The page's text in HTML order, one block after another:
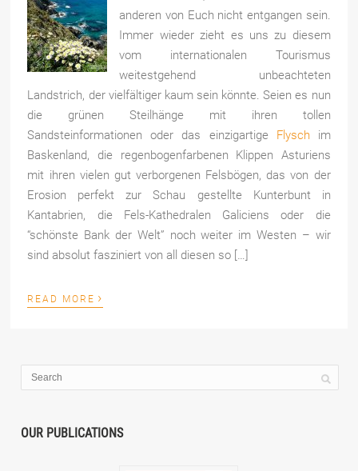
anderen von Euch nicht entgangen sein.
Immer wieder zieht es uns zu diesem
vom internationalen Tourismus
weitestgehend unbeachteten
Landstrich, der vielfältiger kaum sein könnte. Seien es nun
die grünen Steilhänge mit ihren tollen
Sandsteinformationen oder das einzigartige Flyschim
Baskenland, die regenbogenfarbenen Klippen Asturiens
mit ihren vielen gut verborgenen Felsbögen, das von der
Erosion perfekt zur Schau gestellte Kunterbunt in
Kantabrien, die Fels-Kathedralen Galiciens oder die
“schönste Bank der Welt” noch weiter im Westen – wir
sind absolut fasziniert von all diesen so […]
READ MORE ›
OUR PUBLICATIONS